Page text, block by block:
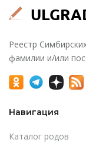
Реестр
фамилии и/или
Навигация
Каталог родов